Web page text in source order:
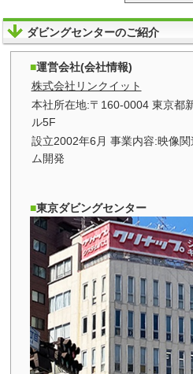
ダビングセンターのご紹介
運営会社(会社情報)
株式会社リンクイット
本社所在地:〒160-0004 東京都
ル5F
設立2002年6月 事業内容:映像
ム開発
東京ダビングセンター